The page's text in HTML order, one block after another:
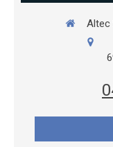
Altec